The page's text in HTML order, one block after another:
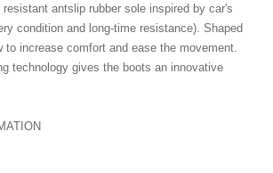
antslip rubber sole inspired by car's
condition and long-time resistance). Shaped
to increase comfort and ease the movement.
technology gives the boots an innovative